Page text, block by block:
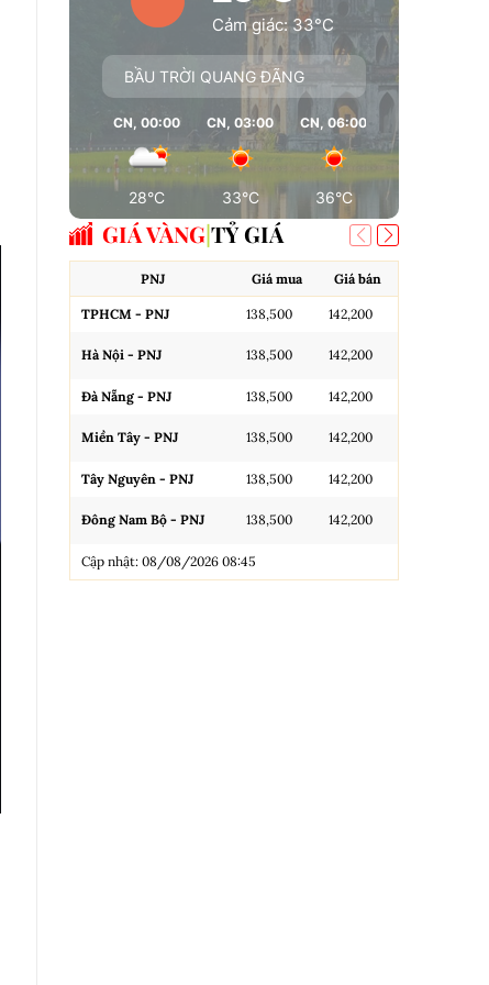
Cảm giác: 33°C
BẦU TRỜI QUANG ĐÃNG
CN, 00:00
28°C
CN, 03:00
33°C
CN, 06:00
36°C
GIÁ VÀNG TỶ GIÁ
PNJ Giá mua Giá bán
TPHCM - PNJ 138,500 142,200
Hà Nội - PNJ 138,500 142,200
Đà Nẵng - PNJ 138,500 142,200
Miền Tây - PNJ 138,500 142,200
Tây Nguyên - PNJ 138,500 142,200
Đông Nam Bộ - PNJ 138,500 142,200
Cập nhật: 08/08/2026 08:45